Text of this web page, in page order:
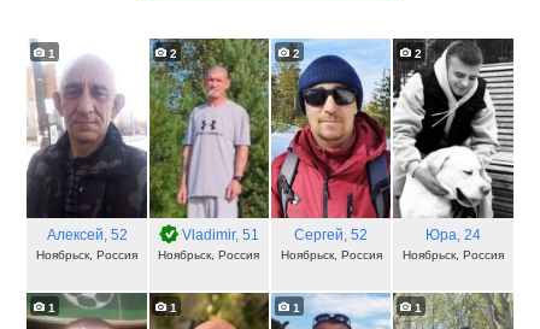
1
Алексей, 52
Ноябрьск, Россия
2
Vladimir, 51
Ноябрьск, Россия
2
Сергей, 52
Ноябрьск, Россия
2
Юра, 24
Ноябрьск, Россия
1 1 1 1